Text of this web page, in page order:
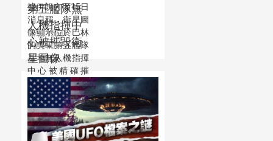
第五艦隊無
人機指揮中
心被摧毀衛
星圖像
據伊朗方面15日
消息稱，衛星圖
像顯示位於巴林
的美軍第五艦隊
基地無人機指揮
中心被精確摧
毀。
07月15日
14:44:09